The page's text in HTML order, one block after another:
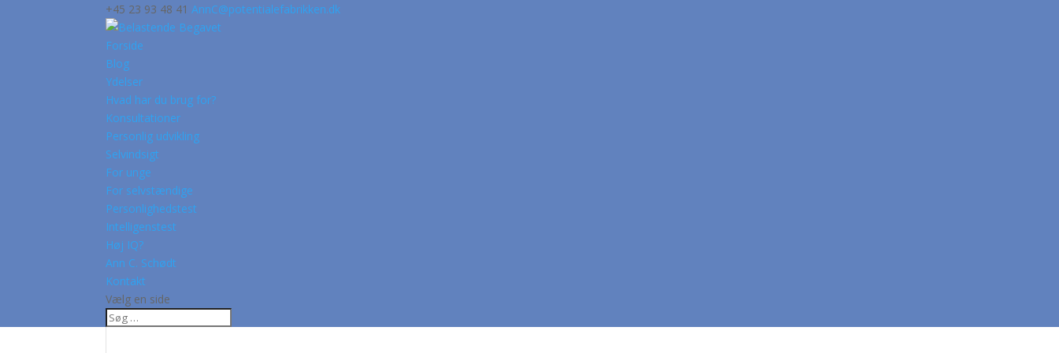
+45 23 93 48 41 AnnC@potentialefabrikken.dk
Forside
Blog
Ydelser
Hvad har du brug for?
Konsultationer
Personlig udvikling
Selvindsigt
For unge
For selvstændige
Personlighedstest
Intelligenstest
Høj IQ?
Ann C. Schødt
Kontakt
Vælg en side